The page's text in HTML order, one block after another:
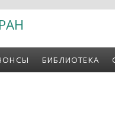
БИБЛИОТЕКА